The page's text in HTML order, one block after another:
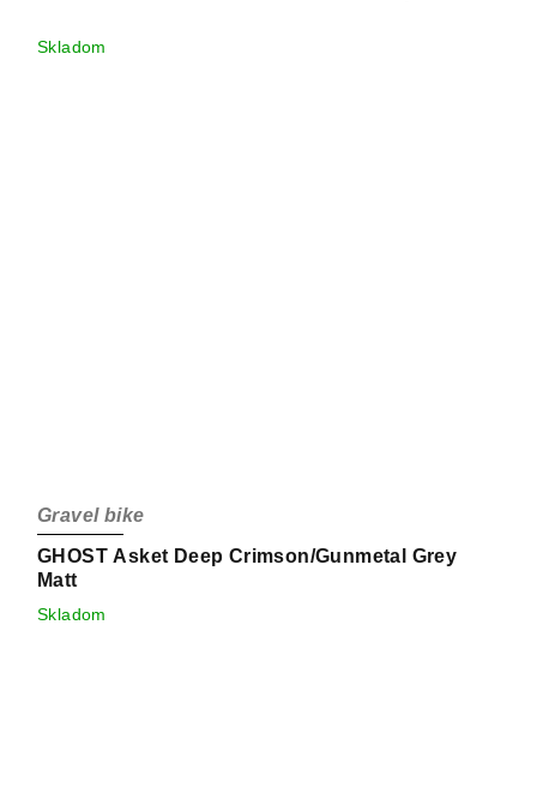
Skladom
GHOST Asket Deep Crimson/Gunmetal Grey
Matt
Gravel bike
Skladom